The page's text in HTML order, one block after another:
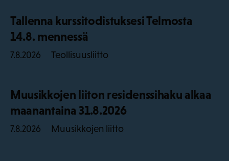
Tallenna kurssitodistuksesi Telmosta
14.8. mennessä
7.8.2026 Teollisuusliitto
Muusikkojen liiton residenssihaku alkaa
maanantaina 31.8.2026
7.8.2026 Muusikkojen liitto